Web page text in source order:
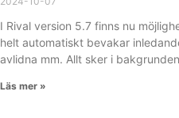
I Rival version 5.7 finns nu
helt automatiskt bevakar
avlidna mm. Allt sker i
Läs mer »